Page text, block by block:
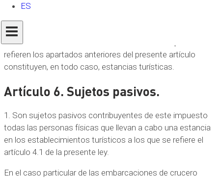
ES
(…)
3. A los efectos de la presente ley se entiende que las
estancias en los establecimientos turísticos a que se
refieren los apartados anteriores del presente artículo
constituyen, en todo caso, estancias turísticas.
Artículo 6. Sujetos pasivos.
1. Son sujetos pasivos contribuyentes de este impuesto
todas las personas físicas que llevan a cabo una estancia
en los establecimientos turísticos a los que se refiere el
artículo 4.1 de la presente ley.
En el caso particular de las embarcaciones de crucero